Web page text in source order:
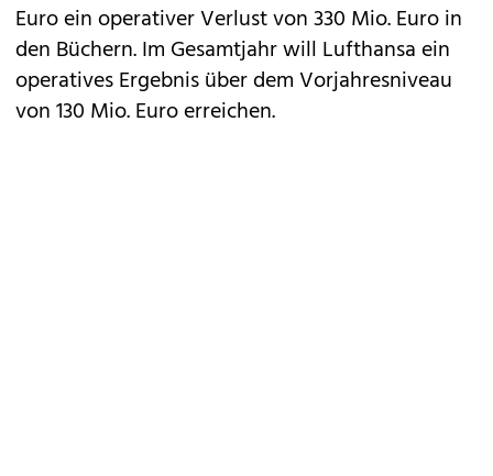
Euro ein operativer Verlust von 330 Mio. Euro in
den Büchern. Im Gesamtjahr will Lufthansa ein
operatives Ergebnis über dem Vorjahresniveau
von 130 Mio. Euro erreichen.